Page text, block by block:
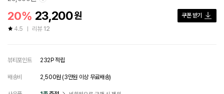
20% 23,200원
쿠폰 받기
4.5
리뷰 12
뷰티포인트 232P 적립
배송비 2,500원 (3만원 이상 무료배송)